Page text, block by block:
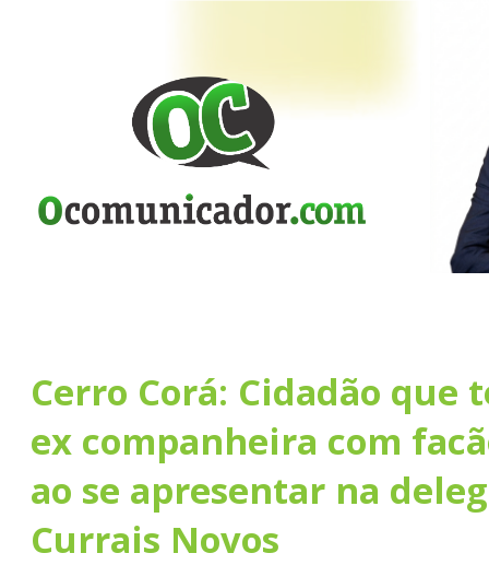
Cerro Corá: Cidadão que
ex companheira com
ao se apresentar na
Currais Novos